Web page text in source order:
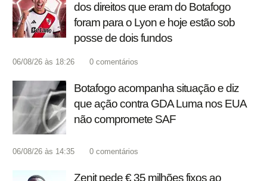
dos direitos que eram do Botafogo
foram para o Lyon e hoje estão sob
posse de dois fundos
06/08/26 às 18:26 0 comentários
Botafogo acompanha situação e diz
que ação contra GDA Luma nos EUA
não compromete SAF
06/08/26 às 14:35 0 comentários
Zenit pede € 35 milhões fixos ao